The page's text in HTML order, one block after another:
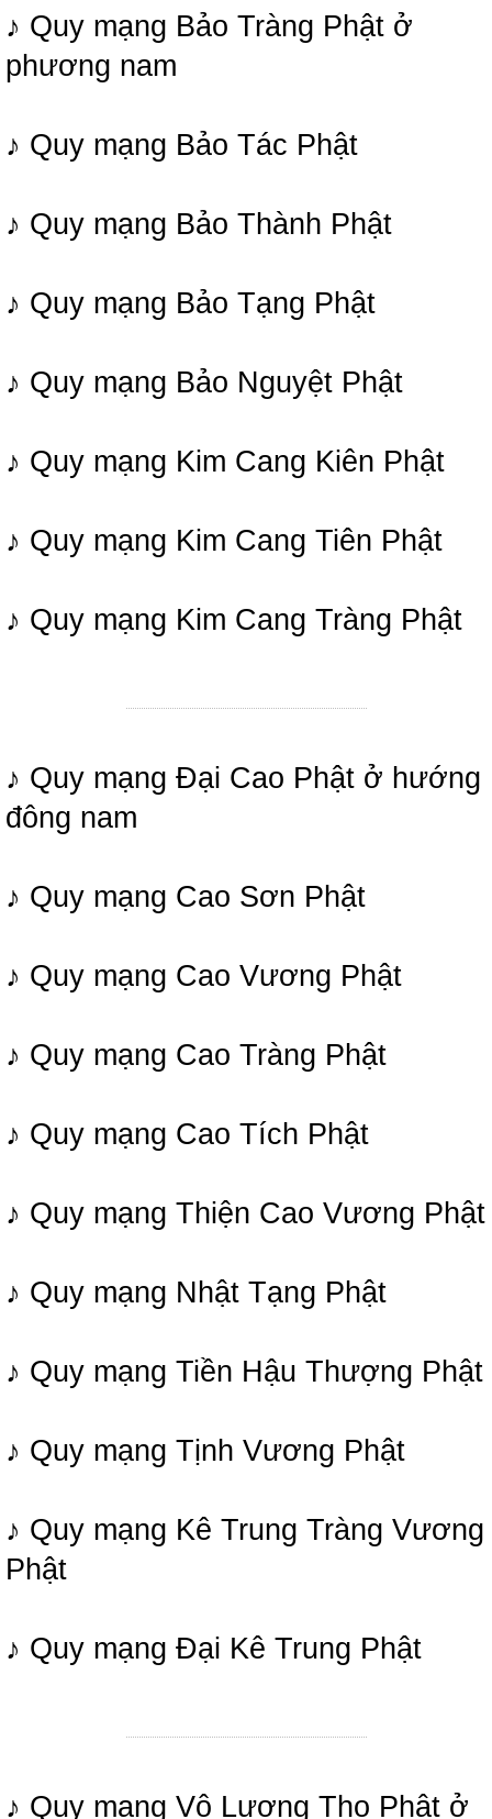
♪ Quy mạng Bảo Tràng Phật ở
phương nam
♪ Quy mạng Bảo Tác Phật
♪ Quy mạng Bảo Thành Phật
♪ Quy mạng Bảo Tạng Phật
♪ Quy mạng Bảo Nguyệt Phật
♪ Quy mạng Kim Cang Kiên Phật
♪ Quy mạng Kim Cang Tiên Phật
♪ Quy mạng Kim Cang Tràng Phật
♪ Quy mạng Đại Cao Phật ở hướng
đông nam
♪ Quy mạng Cao Sơn Phật
♪ Quy mạng Cao Vương Phật
♪ Quy mạng Cao Tràng Phật
♪ Quy mạng Cao Tích Phật
♪ Quy mạng Thiện Cao Vương Phật
♪ Quy mạng Nhật Tạng Phật
♪ Quy mạng Tiền Hậu Thượng Phật
♪ Quy mạng Tịnh Vương Phật
♪ Quy mạng Kê Trung Tràng Vương
Phật
♪ Quy mạng Đại Kê Trung Phật
♪ Quy mạng Vô Lượng Thọ Phật ở